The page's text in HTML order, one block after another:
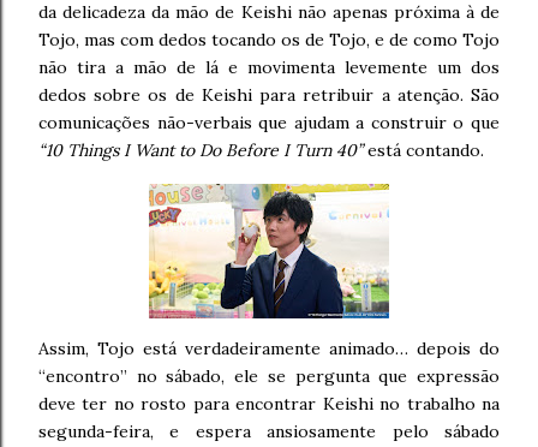
da delicadeza da mão de Keishi não apenas próxima à de
Tojo, mas com dedos tocando os de Tojo, e de como Tojo
não tira a mão de lá e movimenta levemente um dos
dedos sobre os de Keishi para retribuir a atenção. São
comunicações não-verbais que ajudam a construir o que
“10 Things I Want to Do Before I Turn 40”está contando.
Assim, Tojo está verdadeiramente animado… depois do
“encontro” no sábado, ele se pergunta que expressão
deve ter no rosto para encontrar Keishi no trabalho na
segunda-feira, e espera ansiosamente pelo sábado